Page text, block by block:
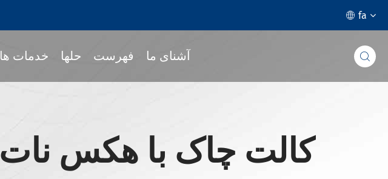
 fa
خدمات ها حلها فهرست آشنای ما 
کالت چاک با هکس نات